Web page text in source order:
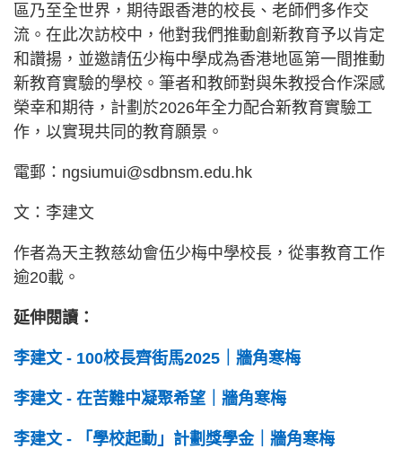
區乃至全世界，期待跟香港的校長、老師們多作交
流。在此次訪校中，他對我們推動創新教育予以肯定
和讚揚，並邀請伍少梅中學成為香港地區第一間推動
新教育實驗的學校。筆者和教師對與朱教授合作深感
榮幸和期待，計劃於2026年全力配合新教育實驗工
作，以實現共同的教育願景。
電郵： ngsiumui@sdbnsm.edu.hk
文：李建文
作者為天主教慈幼會伍少梅中學校長，從事教育工作
逾20載。
延伸閱讀：
李建文 - 100校長齊街馬2025｜牆角寒梅
李建文 - 在苦難中凝聚希望｜牆角寒梅
李建文 - 「學校起動」計劃獎學金｜牆角寒梅